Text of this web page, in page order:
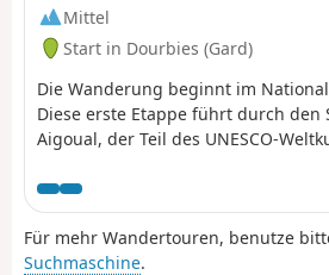
Mittel
Start in Dourbies (Gard)
Die Wanderung beginnt im
Diese erste Etappe führt durch den
Aigoual, der Teil des UNESCO-
das Languedoc mit dem Aubrac
heute von den Schafen genutzt
Sommerweiden des Aigoual zu
Für mehr Wandertouren, benutze
Suchmaschine.